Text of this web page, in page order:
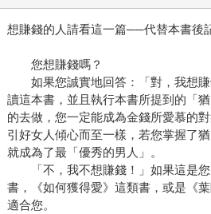
想賺錢的人請看這一篇──代替本書後
您想賺錢嗎？
如果您誠實地回答：「對，我想賺
讀這本書，並且執行本書所提到的「
的去做，您一定能成為金錢所愛慕的
引好女人傾心而至一樣，若您掌握了
就成為了最「優秀的男人」。
「不，我不想賺錢！」如果這是您
書，《如何獲得愛》這類書，或是《
適合您。